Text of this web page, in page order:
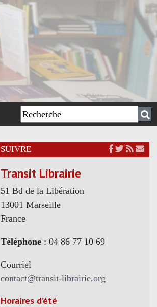
SUIVRE
Transit Librairie
51 Bd de la Libération
13001 Marseille
France
Téléphone: 04 86 77 10 69
Courriel
contact@transit-librairie.org
Horaires d’été